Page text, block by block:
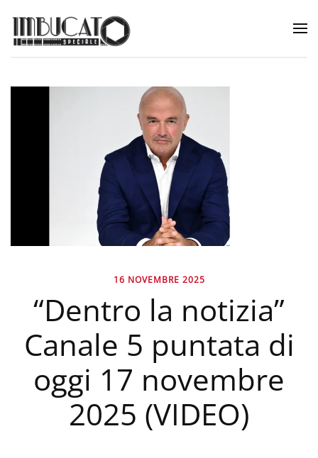
16 NOVEMBRE 2025
“Dentro la notizia”
Canale 5 puntata di
oggi 17 novembre
2025 (VIDEO)